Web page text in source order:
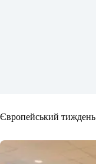
Європейський тиждень